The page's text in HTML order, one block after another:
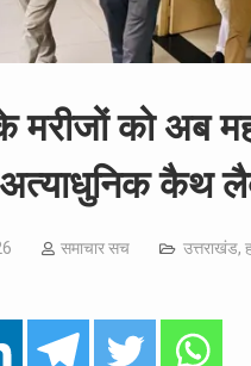
को अब
कैथ
समाचार सच उत्तराखंड,